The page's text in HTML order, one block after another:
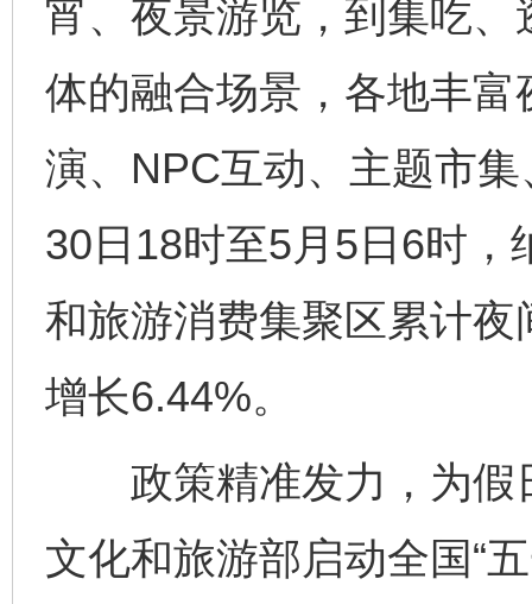
宵、夜景游览，到集吃
体的融合场景，各地丰
演、NPC互动、主题市
30日18时至5月5日6时，
和旅游消费集聚区累计
增长6.44%。
政策精准发力，为假
文化和旅游部启动全国“